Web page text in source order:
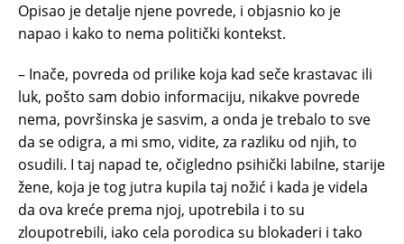
Opisao je detalje njene povrede, i objasnio ko je
napao i kako to nema politički kontekst.
– Inače, povreda od prilike koja kad seče krastavac ili
luk, pošto sam dobio informaciju, nikakve povrede
nema, površinska je sasvim, a onda je trebalo to sve
da se odigra, a mi smo, vidite, za razliku od njih, to
osudili. I taj napad te, očigledno psihički labilne, starije
žene, koja je tog jutra kupila taj nožić i kada je videla
da ova kreće prema njoj, upotrebila i to su
zloupotrebili, iako cela porodica su blokaderi i tako